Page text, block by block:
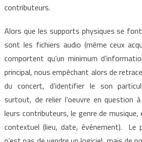
contributeurs.
Alors que les supports physiques se
sont les fichiers audio (même ceux
comportent qu’un minimum
principal, nous empêchant alors de
du concert, d’identifier le son
surtout, de relier l’oeuvre en question
leurs contributeurs, le genre de
contextuel (lieu, date, événement). Le